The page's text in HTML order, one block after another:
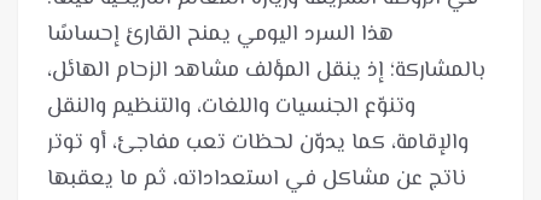
هذا السرد اليومي يمنح القارئ إحساسًا
بالمشاركة؛ إذ ينقل المؤلف مشاهد الزحام الهائل،
وتنوّع الجنسيات واللغات، والتنظيم والنقل
والإقامة، كما يدوّن لحظات تعب مفاجئ، أو توتر
ناتج عن مشاكل في استعداداته، ثم ما يعقبها